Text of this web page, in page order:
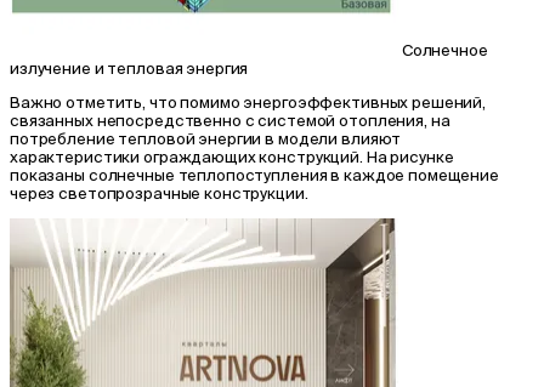
Солнечное
излучение и тепловая энергия
Важно отметить, что помимо энергоэффективных решений,
связанных непосредственно с системой отопления, на
потребление тепловой энергии в модели влияют
характеристики ограждающих конструкций. На рисунке
показаны солнечные теплопоступления в каждое помещение
через светопрозрачные конструкции.